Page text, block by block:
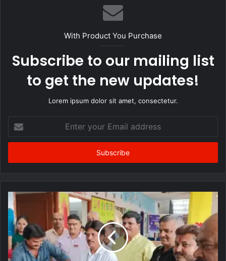
With Product You Purchase
Subscribe to our mailing list
to get the new updates!
Lorem ipsum dolor sit amet, consectetur.
your
Email